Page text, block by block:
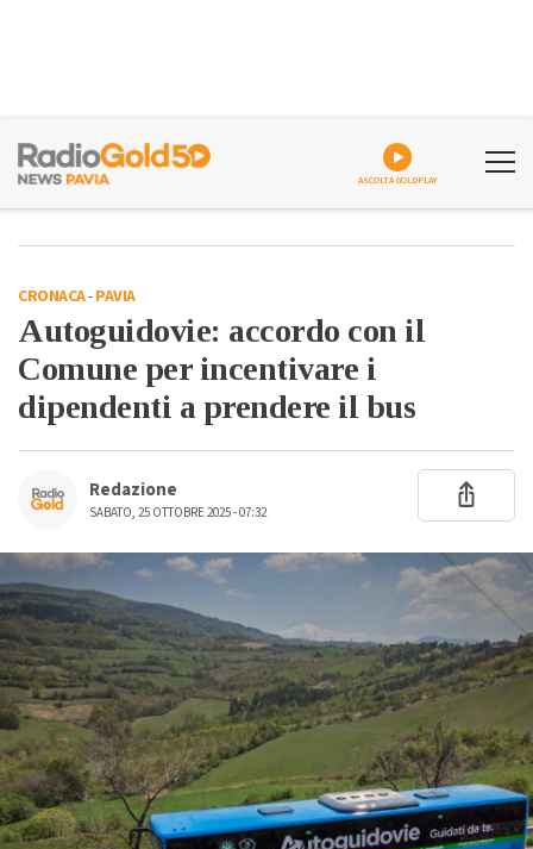
ASCOLTA GOLDPLAY
CRONACA-PAVIA
Autoguidovie: accordo con il
Comune per incentivare i
dipendenti a prendere il bus
Redazione
SABATO, 25 OTTOBRE 2025 - 07:32